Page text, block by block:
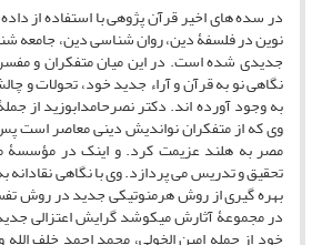
در سده­ های اخیر قرآن­ پژوهی با استفاده از
نوین در فلسفۀ دین، روان­ شناسی دین، جامعه
جدیدی شده است. در این میان متفکران و
نگاهی نو به قرآن و آراء جدید خود، تحولات و
به وجود آورده­ اند. دکتر نصرحامدابوزید از
وی که از متفکران نواندیش دینی معاصر است
مصر به هلند عزیمت کرد. و اینک در مؤسسۀ
تحقیق و تدریس می ­پردازد. وی با نگاهی نقادانه
بهره­ گیری از روش هرمنوتیکی جدید در روش
در مجموعۀ آثارش می­کوشد گرایش اعتزالی
خود از جمله امین الخولی، محمد احمد خلف